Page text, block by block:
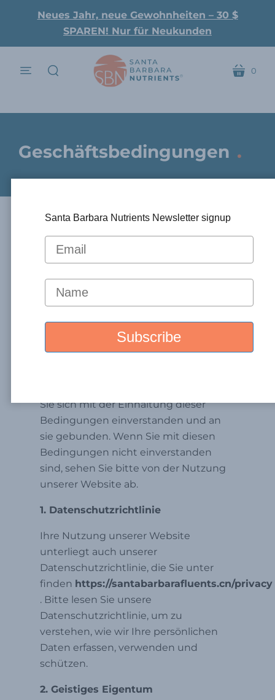
Neues Jahr, neue Gewohnheiten – 30 $
SPAREN! Nur für Neukunden
Speisekarte Wagen
0
Geschäftsbedingungen .
Datum des Inkrafttretens: 01.
September 2023
Willkommen bei
Santabarbaranährstoffe.com. Diese
Allgemeinen Geschäftsbedingungen
(„AGB“) regeln Ihre Nutzung unserer
Sie sich mit der Einhaltung dieser
Bedingungen einverstanden und an
sie gebunden. Wenn Sie mit diesen
Bedingungen nicht einverstanden
sind, sehen Sie bitte von der Nutzung
unserer Website ab.
1. Datenschutzrichtlinie
Ihre Nutzung unserer Website
unterliegt auch unserer
Datenschutzrichtlinie, die Sie unter
finden https://santabarbarafluents.cn/privacy
. Bitte lesen Sie unsere
Datenschutzrichtlinie, um zu
verstehen, wie wir Ihre persönlichen
Daten erfassen, verwenden und
schützen.
2. Geistiges Eigentum
Santa Barbara Nutrients Newsletter signup